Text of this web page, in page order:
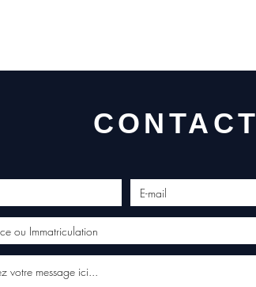
CONTACT